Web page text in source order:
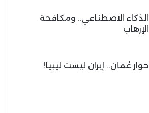
الذكاء الاصطناعي.. ومكافحة
الإرهاب
حوار عُمان.. إيران ليست ليبيا!